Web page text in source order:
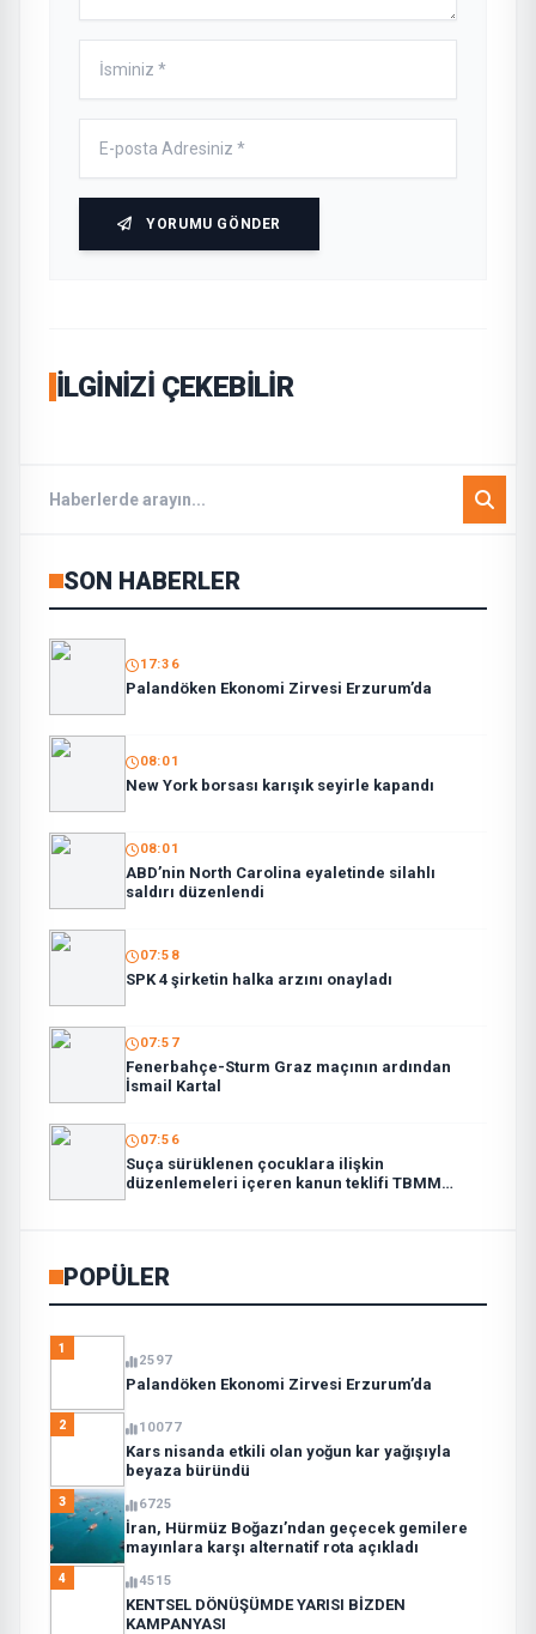
YORUMU GÖNDER
İLGINIZI ÇEKEBILIR
SON HABERLER
17:36
Palandöken Ekonomi Zirvesi Erzurum’da
08:01
New York borsası karışık seyirle kapandı
08:01
ABD’nin North Carolina eyaletinde silahlı
saldırı düzenlendi
07:58
SPK 4 şirketin halka arzını onayladı
07:57
Fenerbahçe-Sturm Graz maçının ardından
İsmail Kartal
07:56
Suça sürüklenen çocuklara ilişkin
düzenlemeleri içeren kanun teklifi TBMM
POPÜLER
1
2597
Palandöken Ekonomi Zirvesi Erzurum’da
2 10077
Kars nisanda etkili olan yoğun kar yağışıyla
beyaza büründü
3 6725
İran, Hürmüz Boğazı’ndan geçecek gemilere
mayınlara karşı alternatif rota açıkladı
4 4515
KENTSEL DÖNÜŞÜMDE YARISI BİZDEN
KAMPANYASI